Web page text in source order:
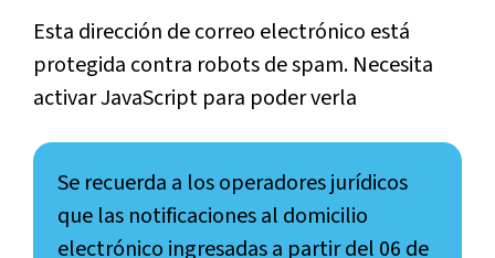
Esta dirección de correo electrónico está
protegida contra robots de spam. Necesita
activar JavaScript para poder verla
Se recuerda a los operadores jurídicos
que las notificaciones al domicilio
electrónico ingresadas a partir del 06 de